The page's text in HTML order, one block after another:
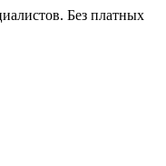
Без платных